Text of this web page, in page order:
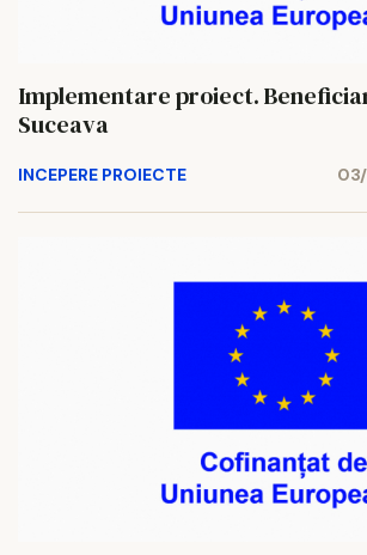
Implementare proiect.
Suceava
INCEPERE PROIECTE